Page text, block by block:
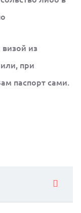
визой из
при
паспорт сами.